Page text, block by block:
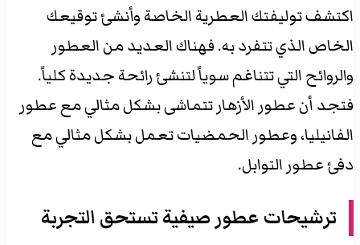
اكتشف توليفتك العطرية الخاصة وأنشئ توقيعك
الخاص الذي تتفرد به. فهناك العديد من العطور
والروائح التي تتناغم سوياً لتنشئ رائحة جديدة كلياً.
فتجد أن عطور الأزهار تتماشى بشكل مثالي مع عطور
الفانيليا، وعطور الحمضيات تعمل بشكل مثالي مع
دفئ عطور التوابل.
ترشيحات عطور صيفية تستحق التجربة